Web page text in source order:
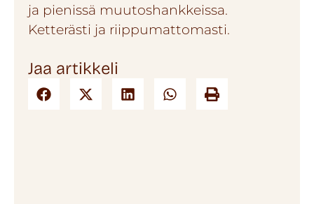
ja pienissä muutoshankkeissa.
Ketterästi ja riippumattomasti.
Jaa artikkeli